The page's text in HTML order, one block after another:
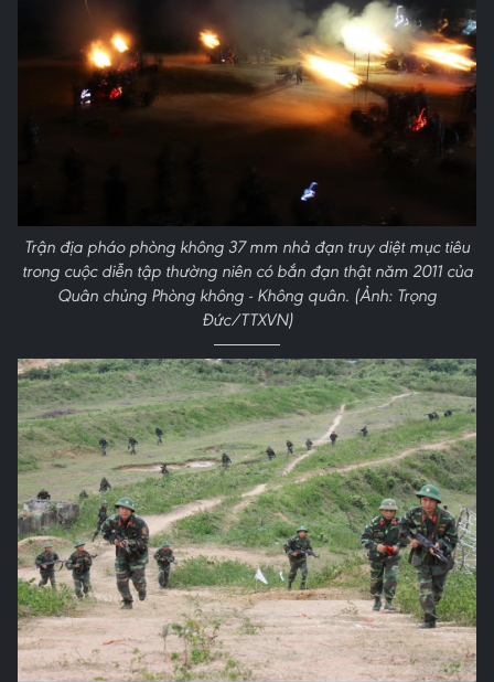
Trận địa pháo phòng không 37 mm nhả đạn truy diệt mục tiêu
trong cuộc diễn tập thường niên có bắn đạn thật năm 2011 của
Quân chủng Phòng không - Không quân. (Ảnh: Trọng
Đức/TTXVN)